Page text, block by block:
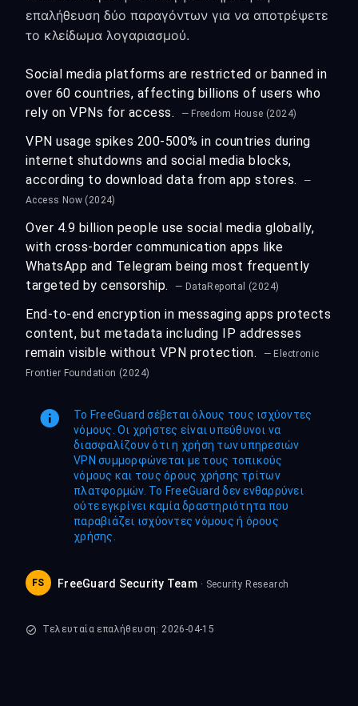
επαλήθευση δύο παραγόντων για να αποτρέψετε
το κλείδωμα λογαριασμού.
Social media platforms are restricted or banned in
over 60 countries, affecting billions of users who
rely on VPNs for access.
— Freedom House (2024)
VPN usage spikes 200-500% in countries during
internet shutdowns and social media blocks,
according to download data from app stores.
—
Access Now (2024)
Over 4.9 billion people use social media globally,
with cross-border communication apps like
WhatsApp and Telegram being most frequently
targeted by censorship.
— DataReportal (2024)
End-to-end encryption in messaging apps protects
content, but metadata including IP addresses
remain visible without VPN protection.
— Electronic
Frontier Foundation (2024)
Το FreeGuard σέβεται όλους τους ισχύοντες
νόμους. Οι χρήστες είναι υπεύθυνοι να
διασφαλίζουν ότι η χρήση των υπηρεσιών
VPN συμμορφώνεται με τους τοπικούς
νόμους και τους όρους χρήσης τρίτων
πλατφορμών. Το FreeGuard δεν ενθαρρύνει
ούτε εγκρίνει καμία δραστηριότητα που
παραβιάζει ισχύοντες νόμους ή όρους
χρήσης.
FS FreeGuard Security Team · Security Research
Τελευταία επαλήθευση: 2026-04-15